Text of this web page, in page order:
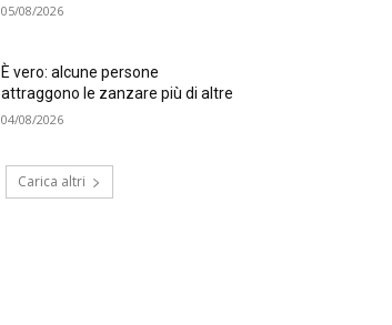
05/08/2026
È vero: alcune persone
attraggono le zanzare più di altre
04/08/2026
Carica altri